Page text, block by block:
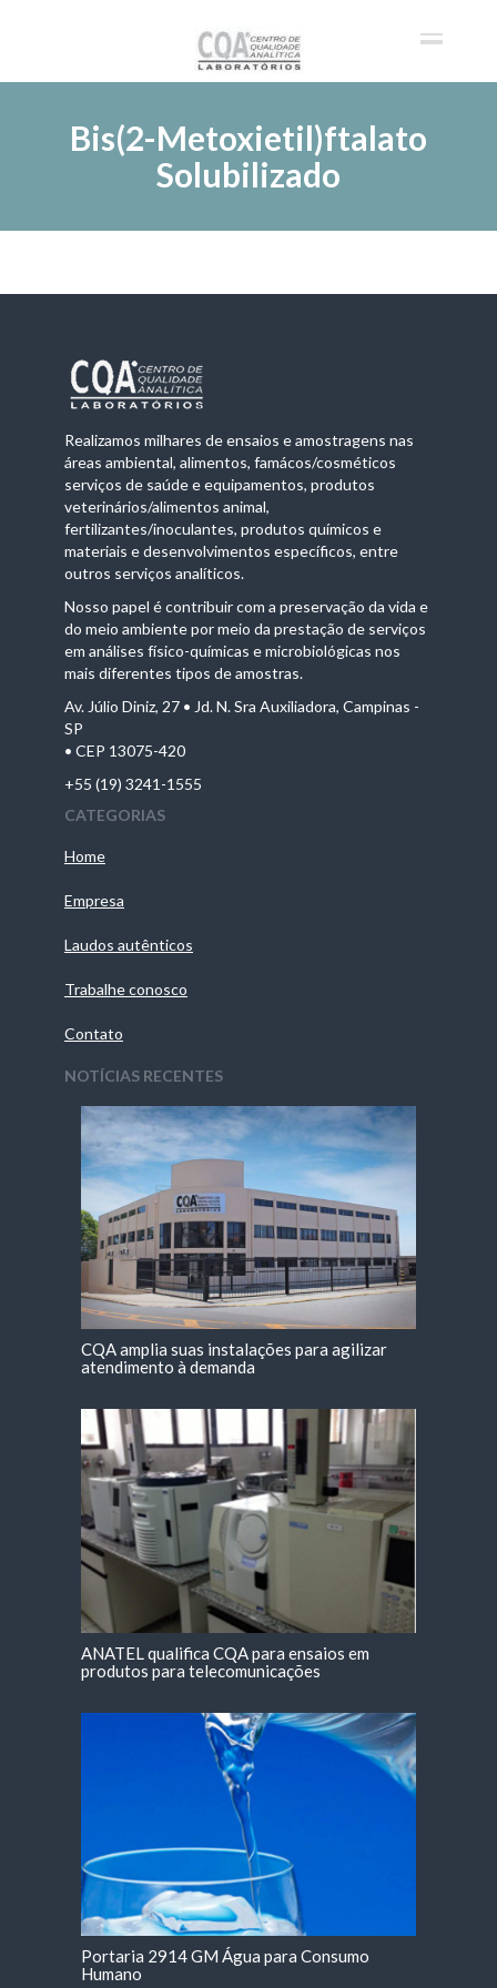
Bis(2-Metoxietil)ftalato
Solubilizado
Realizamos milhares de ensaios e amostragens nas
áreas ambiental, alimentos, famácos/cosméticos
serviços de saúde e equipamentos, produtos
veterinários/alimentos animal,
fertilizantes/inoculantes, produtos químicos e
materiais e desenvolvimentos específicos, entre
outros serviços analíticos.
Nosso papel é contribuir com a preservação da vida e
do meio ambiente por meio da prestação de serviços
em análises físico-químicas e microbiológicas nos
mais diferentes tipos de amostras.
Av. Júlio Diniz, 27 • Jd. N. Sra Auxiliadora, Campinas -
SP
• CEP 13075-420
+55 (19) 3241-1555
CATEGORIAS
Home
Empresa
Laudos autênticos
Trabalhe conosco
Contato
NOTÍCIAS RECENTES
CQA amplia suas instalações para agilizar
atendimento à demanda
ANATEL qualifica CQA para ensaios em
produtos para telecomunicações
Portaria 2914 GM Água para Consumo
Humano